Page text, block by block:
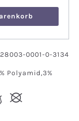
28003-0001-0-3134
Polyamid,3%
#